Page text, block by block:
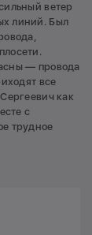
ветер
линий. Был
— провода
все
как
с
трудное